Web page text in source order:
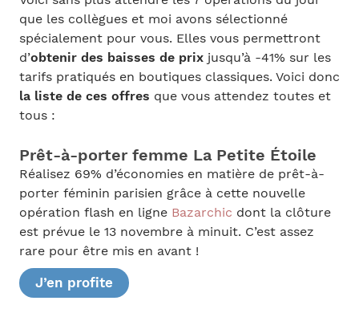
que les collègues et moi avons sélectionné
spécialement pour vous. Elles vous permettront
d’obtenir des baisses de prixjusqu’à -41% sur les
tarifs pratiqués en boutiques classiques. Voici donc
la liste de ces offres que vous attendez toutes et
tous :
Prêt-à-porter femme La Petite Étoile
Réalisez 69% d’économies en matière de prêt-à-
porter féminin parisien grâce à cette nouvelle
opération flash en ligne Bazarchic dont la clôture
est prévue le 13 novembre à minuit. C’est assez
rare pour être mis en avant !
J’en profite